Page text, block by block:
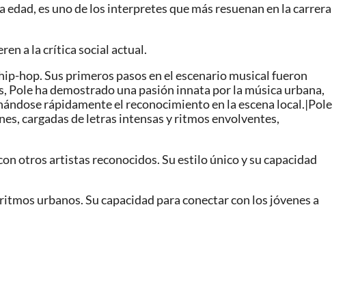
edad, es uno de los interpretes que más resuenan en la carrera
a la crítica social actual.
hop. Sus primeros pasos en el escenario musical fueron
ha demostrado una pasión innata por la música urbana,
rápidamente el reconocimiento en la escena local.|Pole
cargadas de letras intensas y ritmos envolventes,
otros artistas reconocidos. Su estilo único y su capacidad
urbanos. Su capacidad para conectar con los jóvenes a